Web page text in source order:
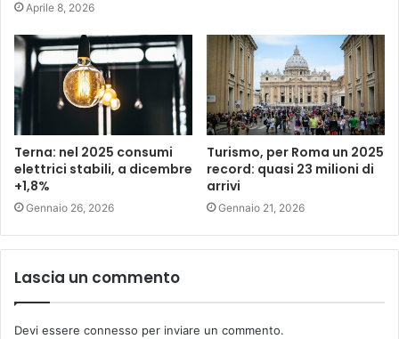
Aprile 8, 2026
Terna: nel 2025 consumi
elettrici stabili, a dicembre
+1,8%
Gennaio 26, 2026
Turismo, per Roma un 2025
record: quasi 23 milioni di
arrivi
Gennaio 21, 2026
Lascia un commento
Devi essere connesso per inviare un commento.